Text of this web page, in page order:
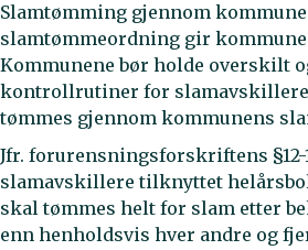
Slamtømming gjennom
slamtømmeordning gir
Kommunene bør holde overskilt
kontrollrutiner for slamavskillere
tømmes gjennom kommunens
Jfr. forurensningsforskriftens §12-
slamavskillere tilknyttet
skal tømmes helt for slam etter
enn henholdsvis hver andre og